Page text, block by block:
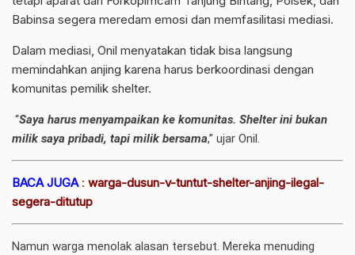
Babinsa segera meredam emosi dan memfasilitasi mediasi.
Dalam mediasi, Onil menyatakan tidak bisa langsung
memindahkan anjing karena harus berkoordinasi dengan
komunitas pemilik shelter.
“Saya harus menyampaikan ke komunitas. Shelter ini bukan
milik saya pribadi, tapi milik bersama,” ujar Onil.
BACA JUGA: warga-dusun-v-tuntut-shelter-anjing-ilegal-
segera-ditutup
Namun warga menolak alasan tersebut. Mereka menuding